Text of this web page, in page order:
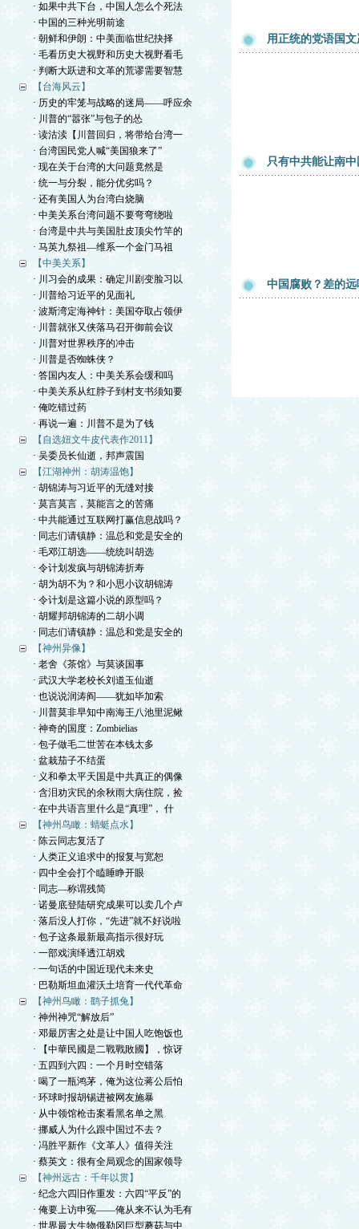
· 如果中共下台，中国人怎么个死法
· 中国的三种光明前途
· 朝鲜和伊朗：中美面临世纪抉择
· 毛看历史大视野和历史大视野看毛
· 判断大跃进和文革的荒谬需要智慧
【台海风云】
· 历史的牢笼与战略的迷局——呼应余
· 川普的“嚣张”与包子的怂
· 读沽渎【川普回归，将带给台湾一
· 台湾国民党人喊“美国狼来了”
· 现在关于台湾的大问题竟然是
· 统一与分裂，能分优劣吗？
· 还有美国人为台湾白烧脑
· 中美关系台湾问题不要弯弯绕啦
· 台湾是中共与美国肚皮顶尖竹竿的
· 马英九祭祖—维系一个金门马祖
【中美关系】
· 川习会的成果：确定川剧变脸习以
· 川普给习近平的见面礼
· 波斯湾定海神针：美国夺取占领伊
· 川普就张又侠落马召开御前会议
· 川普对世界秩序的冲击
· 川普是否蜘蛛侠？
· 答国内友人：中美关系会缓和吗
· 中美关系从红脖子到村支书须知要
· 俺吃错过药
· 再说一遍：川普不是为了钱
【自选妞文牛皮代表作2011】
· 吴委员长仙逝，邦声震国
【江湖神州：胡涛温饱】
· 胡锦涛与习近平的无缝对接
· 莫言莫言，莫能言之的苦痛
· 中共能通过互联网打赢信息战吗？
· 同志们请镇静：温总和党是安全的
· 毛邓江胡选——统统叫胡选
· 令计划发疯与胡锦涛折寿
· 胡为胡不为？和小思小议胡锦涛
· 令计划是这篇小说的原型吗？
· 胡耀邦胡锦涛的二胡小调
· 同志们请镇静：温总和党是安全的
【神州异像】
· 老舍《茶馆》与莫谈国事
· 武汉大学老校长刘道玉仙逝
· 也说说润涛阎——犹如毕加索
· 川普莫非早知中南海王八池里泥鳅
· 神奇的国度：Zombielias
· 包子做毛二世苦在本钱太多
· 盆栽茄子不结蛋
· 义和拳太平天国是中共真正的偶像
· 含泪劝灾民的余秋雨大病住院，捡
· 在中共语言里什么是“真理”， 什
【神州鸟瞰：蜻蜓点水】
· 陈云同志复活了
· 人类正义追求中的报复与宽恕
· 四中全会打个瞌睡睁开眼
· 同志—称谓残简
· 诺曼底登陆研究成果可以卖几个卢
· 落后没人打你，“先进”就不好说啦
· 包子这条最新最高指示很好玩
· 一部戏演绎透江胡戏
· 一句话的中国近现代未来史
· 巴勒斯坦血灌沃土培育一代代革命
【神州鸟瞰：鹞子抓兔】
· 神州神咒“解放后”
· 邓最厉害之处是让中国人吃饱饭也
· 【中華民國是二戰戰敗國】，惊讶
· 五四到六四：一个月时空错落
· 喝了一瓶鸿茅，俺为这位蒋公后怕
· 环球时报胡锡进被网友施暴
· 从中领馆枪击案看黑名单之黑
· 挪威人为什么跟中国过不去？
· 冯胜平新作《文革人》值得关注
· 蔡英文：很有全局观念的国家领导
【神州远古：千年以贯】
· 纪念六四旧作重发：六四“平反”的
· 俺要上访申冤——俺从来不认为毛有
· 世界最大生物俄勒冈巨型蘑菇与中
用正统的党语国
只有中共能让南
中国腐败？差的远